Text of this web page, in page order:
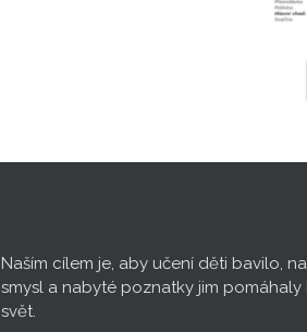
Naším cílem je, aby učení děti bavilo,
smysl a nabyté poznatky jim
svět.